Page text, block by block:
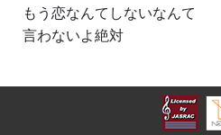
もう恋なんてしないなんて
言わないよ絶対